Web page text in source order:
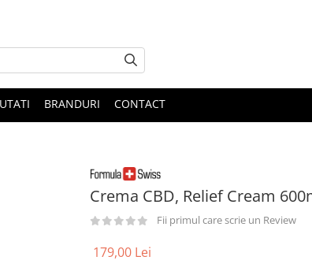
BRANDURI CONTACT
Crema CBD, Relief Cream
Fii primul care scrie un Review
179,00 Lei